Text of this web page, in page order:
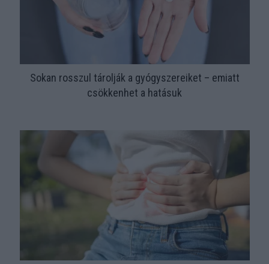
Sokan rosszul tárolják a gyógyszereiket – emiatt
csökkenhet a hatásuk